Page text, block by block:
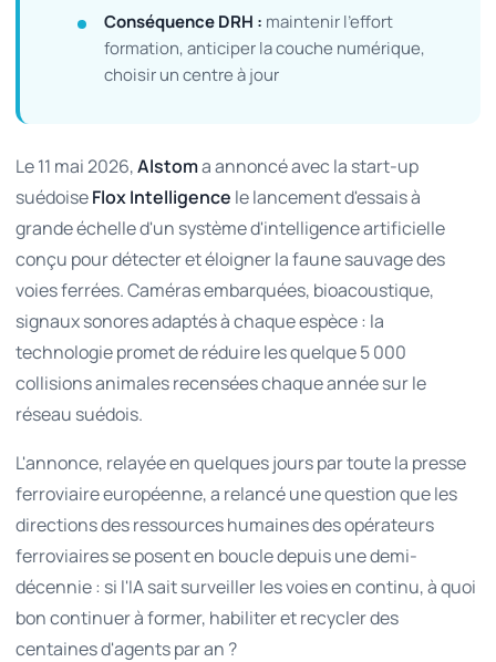
Conséquence DRH : maintenir l'effort
formation, anticiper la couche numérique,
choisir un centre à jour
Le 11 mai 2026,Alstoma annoncé avec la start-up
suédoiseFlox Intelligence le lancement d'essais à
grande échelle d'un système d'intelligence artificielle
conçu pour détecter et éloigner la faune sauvage des
voies ferrées. Caméras embarquées, bioacoustique,
signaux sonores adaptés à chaque espèce : la
technologie promet de réduire les quelque 5 000
collisions animales recensées chaque année sur le
réseau suédois.
L'annonce, relayée en quelques jours par toute la presse
ferroviaire européenne, a relancé une question que les
directions des ressources humaines des opérateurs
ferroviaires se posent en boucle depuis une demi-
décennie : si l'IA sait surveiller les voies en continu, à quoi
bon continuer à former, habiliter et recycler des
centaines d'agents par an ?